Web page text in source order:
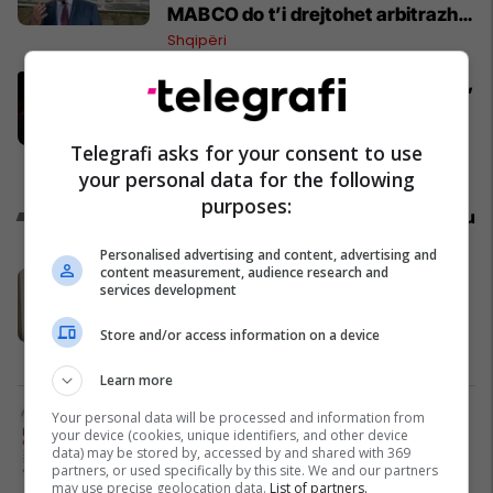
MABCO do t’i drejtohet arbitrazhit
ndërkombëtar
Shqipëri
Përfundon takimin me Abdixhikun,
Kurti: S'ka marrëveshje me LDK-
Politikë
Reklamo këtu
Banesë 98.96m² në shitje në
Lakrishtë – banim modern pranë
qendrës #16060
Alba Health bashkon profesionistët
e kujdesit në një rrjet të përbashkët
në Zvicër
Telegrafi asks for your consent to use
your personal data for the following
purposes:
Personalised advertising and content, advertising and
content measurement, audience research and
services development
Store and/or access information on a device
Learn more
Your personal data will be processed and information from
your device (cookies, unique identifiers, and other device
data) may be stored by, accessed by and shared with 369
partners, or used specifically by this site. We and our partners
may use precise geolocation data. List of partners.